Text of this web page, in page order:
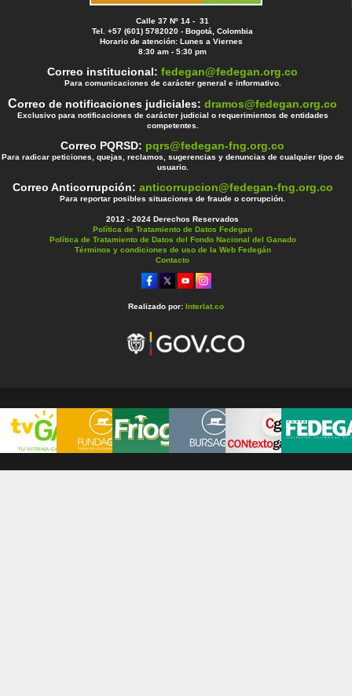
Calle 37 Nº 14 - 31
Tel. +57 (601) 5782020 - Bogotá, Colombia
Horario de atención: Lunes a Viernes
8:30 am - 5:30 pm
Correo institucional:fedegan@fedegan.org.co
Para comunicaciones de carácter general e informativo.
Correo de notificaciones judiciales:dramos@fedegan.org.co
Exclusivo para notificaciones de carácter judicial o requerimientos de entidades
competentes.
Correo PQRSD: pqrs@fedegan-fng.org.co
Para radicar peticiones, quejas, reclamos, sugerencias y denuncias de cualquier tipo de
usuario.
Correo Anticorrupción: anticorrupcion@fedegan-fng.org.co
Para reportar posibles situaciones de fraude o corrupción.
2012 - 2024 Derechos Reservados
Política de Tratamiento de Datos Fedegan
Política de Tratamiento de Datos del Fondo Nacional del Ganado
Términos y condiciones de uso de la Web Fedegán
Contacto
Realizado por: Interlat.co